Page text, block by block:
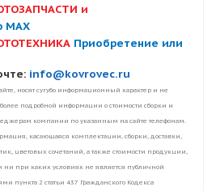
и
MAX
Приобретение или
info@kovrovec.ru
носят сугубо информационный характер и не
подробной информации о стоимости сборки и
компании по указанным на сайте телефонам.
касающаяся комплектации, сборки, доставки,
цветовых сочетаний, а также стоимости продукции,
при каких условиях не является публичной
пункта 2 статьи 437 Гражданского Кодекса